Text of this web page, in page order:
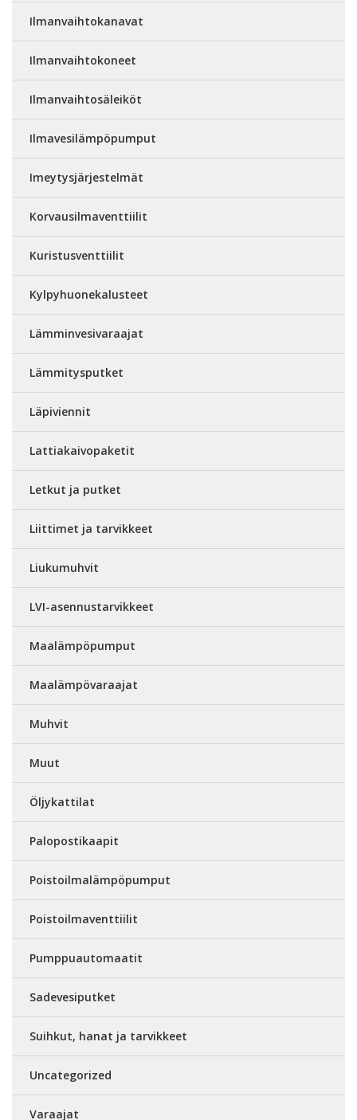
Ilmanvaihtokanavat
Ilmanvaihtokoneet
Ilmanvaihtosäleiköt
Ilmavesilämpöpumput
Imeytysjärjestelmät
Korvausilmaventtiilit
Kuristusventtiilit
Kylpyhuonekalusteet
Lämminvesivaraajat
Lämmitysputket
Läpiviennit
Lattiakaivopaketit
Letkut ja putket
Liittimet ja tarvikkeet
Liukumuhvit
LVI-asennustarvikkeet
Maalämpöpumput
Maalämpövaraajat
Muhvit
Muut
Öljykattilat
Palopostikaapit
Poistoilmalämpöpumput
Poistoilmaventtiilit
Pumppuautomaatit
Sadevesiputket
Suihkut, hanat ja tarvikkeet
Uncategorized
Varaajat